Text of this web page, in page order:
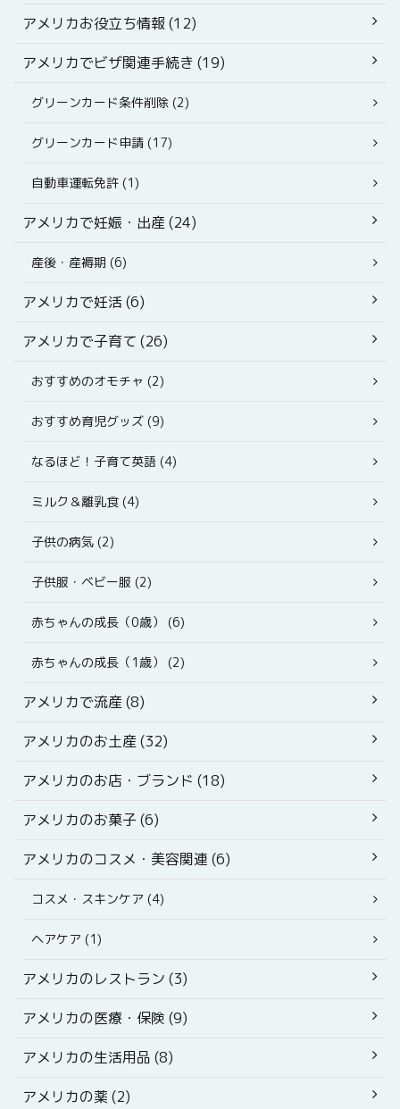
アメリカお役立ち情報 (12)
アメリカでビザ関連手続き (19)
グリーンカード条件削除 (2)
グリーンカード申請 (17)
自動車運転免許 (1)
アメリカで妊娠・出産 (24)
産後・産褥期 (6)
アメリカで妊活 (6)
アメリカで子育て (26)
おすすめのオモチャ (2)
おすすめ育児グッズ (9)
なるほど！子育て英語 (4)
ミルク＆離乳食 (4)
子供の病気 (2)
子供服・ベビー服 (2)
赤ちゃんの成長（0歳） (6)
赤ちゃんの成長（1歳） (2)
アメリカで流産 (8)
アメリカのお土産 (32)
アメリカのお店・ブランド (18)
アメリカのお菓子 (6)
アメリカのコスメ・美容関連 (6)
コスメ・スキンケア (4)
ヘアケア (1)
アメリカのレストラン (3)
アメリカの医療・保険 (9)
アメリカの生活用品 (8)
アメリカの薬 (2)